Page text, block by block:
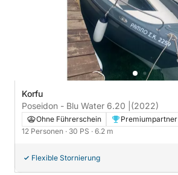
Korfu
Poseidon - Blu Water 6.20 | (2022)
Ohne Führerschein
Premiumpartner
12 Personen · 30 PS · 6.2 m
Flexible Stornierung